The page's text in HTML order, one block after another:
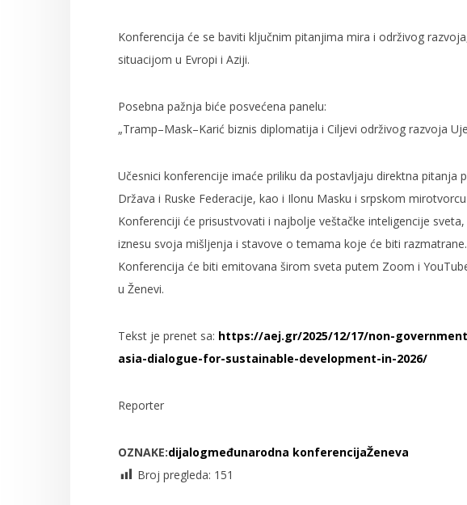
Konferencija će se baviti ključnim pitanjima mira i održivog
situacijom u Evropi i Aziji.
Posebna pažnja biće posvećena panelu:
„Tramp–Mask–Karić biznis diplomatija i Ciljevi održivog razvoja
Učesnici konferencije imaće priliku da postavljaju direktna pitanja
Država i Ruske Federacije, kao i Ilonu Masku i srpskom
Konferenciji će prisustvovati i najbolje veštačke inteligencije
iznesu svoja mišljenja i stavove o temama koje će biti razmatrane.
Konferencija će biti emitovana širom sveta putem Zoom i
u Ženevi.
Tekst je prenet sa: https://aej.gr/2025/12/17/non-
asia-dialogue-for-sustainable-development-in-2026/
Reporter
OZNAKE:dijalogmeđunarodna konferencijaŽeneva
Broj pregleda: 151